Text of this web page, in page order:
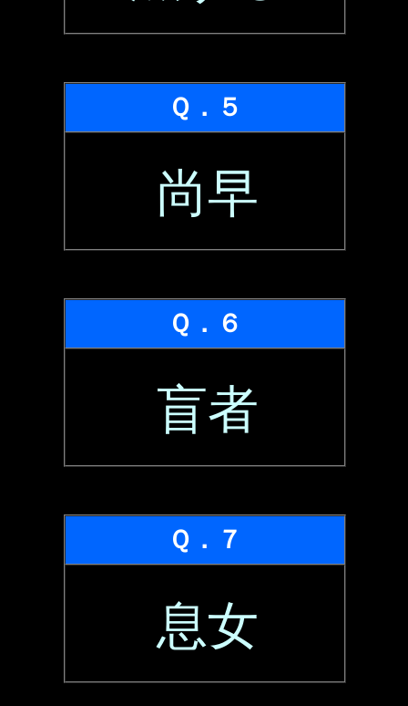
Ｑ．５
尚早
Ｑ．６
盲者
Ｑ．７
息女